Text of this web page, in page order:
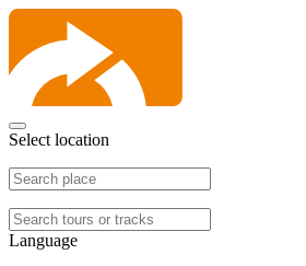
Select location
Language